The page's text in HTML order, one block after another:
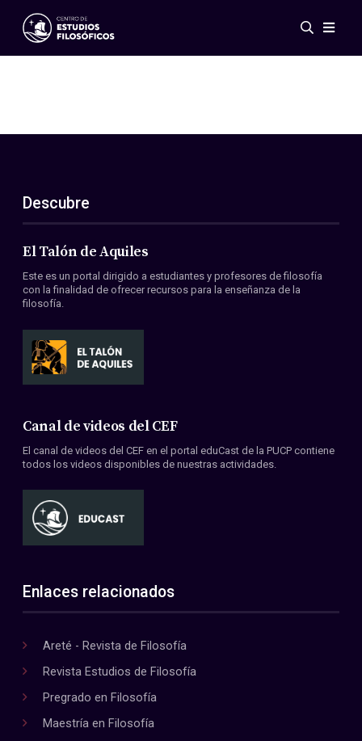
Eventos
ES
EN
Acerca de nosotros
Miembros
Convenios
Descubre
El Talón de Aquiles
Este es un portal dirigido a estudiantes y profesores de filosofía
con la finalidad de ofrecer recursos para la enseñanza de la
filosofía.
Canal de videos del CEF
El canal de videos del CEF en el portal eduCast de la PUCP contiene
todos los videos disponibles de nuestras actividades.
Enlaces relacionados
Areté - Revista de Filosofía
Revista Estudios de Filosofía
Pregrado en Filosofía
Maestría en Filosofía